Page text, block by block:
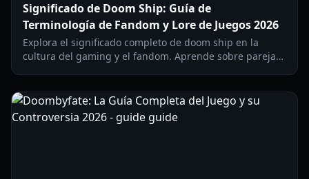
Significado de Doom Ship: Guía de
Terminología de Fandom y Lore de Juegos 2026
Explora el significado completo de doom ship en la
cultura del gaming y el fandom. Aprende sobre parejas